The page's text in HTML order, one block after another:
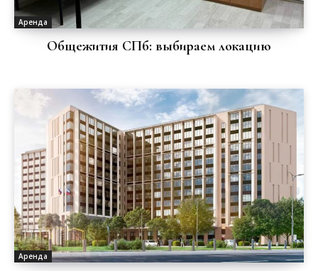
Аренда
Общежития СПб: выбираем локацию
Аренда